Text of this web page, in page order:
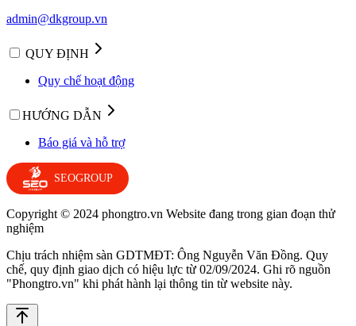
admin@dkgroup.vn
QUY ĐỊNH
Quy chế hoạt động
HƯỚNG DẪN
Báo giá và hỗ trợ
SEOGROUP
Copyright © 2024 phongtro.vn Website đang trong gian đoạn thử
nghiệm
Chịu trách nhiệm sàn GDTMĐT: Ông Nguyễn Văn Đồng. Quy
chế, quy định giao dịch có hiệu lực từ 02/09/2024. Ghi rõ nguồn
"Phongtro.vn" khi phát hành lại thông tin từ website này.